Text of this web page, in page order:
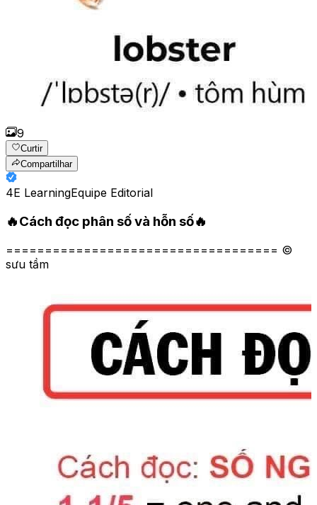
9
Curtir
Compartilhar
4E LearningEquipe Editorial
🔥Cách đọc phân số và hỗn số🔥
=================================== ©
sưu tầm